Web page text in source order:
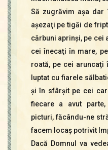
Să zugrăvim aşa
aşezaţi pe tigăi de
cărbuni aprinşi, pe cei
cei înecaţi în mare,
roată, pe cei aruncaţi
luptat cu fiarele
şi în sfârşit pe cei
fiecare a avut
picturi, făcându-ne
facem locaş potrivit
Dacă Domnul va